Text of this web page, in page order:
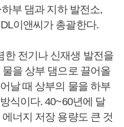
부 댐과 지하 발전소,
이앤씨가 총괄한다.
한 전기나 신재생 발전을
을 상부 댐으로 끌어올
날 때 상부의 물을 하부
식이다. 40~60년에 달
너지 저장 용량도 큰 것